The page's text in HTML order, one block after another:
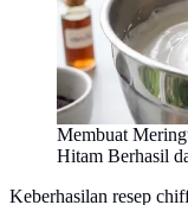
Membuat
Hitam Berhasil
Keberhasilan resep